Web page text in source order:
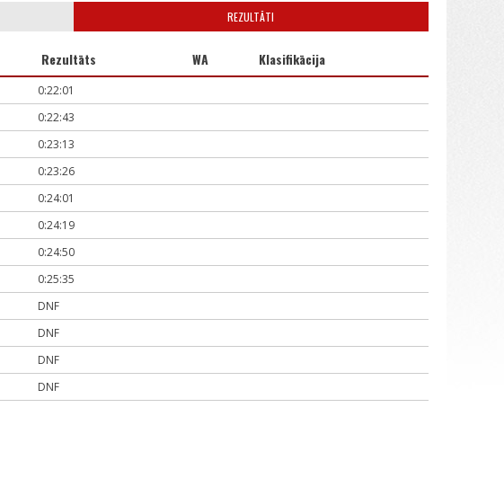
REZULTĀTI
Rezultāts WA Klasifikācija
0:22:01
0:22:43
0:23:13
0:23:26
0:24:01
0:24:19
0:24:50
0:25:35
DNF
DNF
DNF
DNF